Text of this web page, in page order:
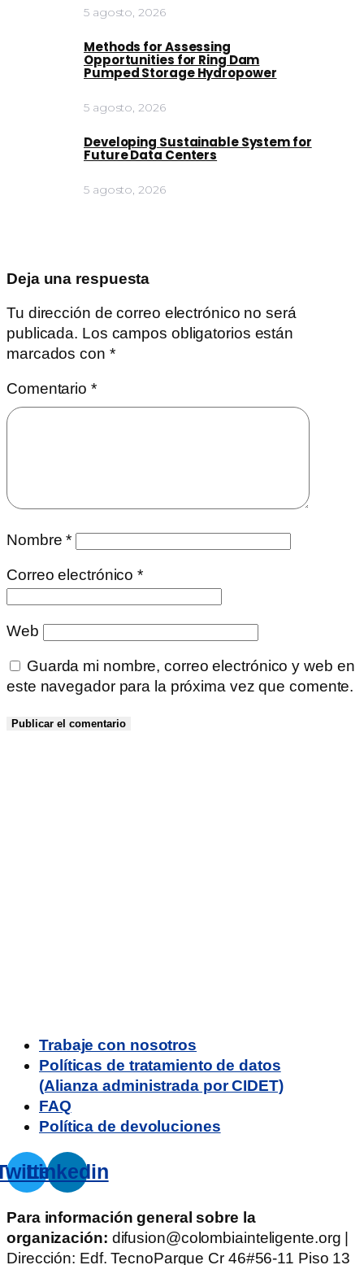
5 agosto, 2026
Methods for Assessing
Opportunities for Ring Dam
Pumped Storage Hydropower
5 agosto, 2026
Developing Sustainable System for
Future Data Centers
5 agosto, 2026
Deja una respuesta
Tu dirección de correo electrónico no será
publicada. Los campos obligatorios están
marcados con *
Comentario *
Nombre*
Correo electrónico*
Web
Guarda mi nombre, correo electrónico y web en
este navegador para la próxima vez que comente.
Trabaje con nosotros
Políticas de tratamiento de datos
(Alianza administrada por CIDET)
FAQ
Política de devoluciones
Linkedin
Para información general sobre la
organización: difusion@colombiainteligente.org |
Dirección: Edf. TecnoParque Cr 46#56-11 Piso 13